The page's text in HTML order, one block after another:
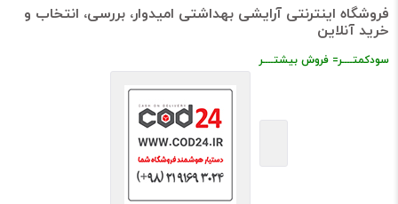
فروشگاه اینترنتی آرایشی بهداشتی امیدوار، بررسی، انتخاب و
خرید آنلاین
سودکمتــــر= فروش بیشتــــر